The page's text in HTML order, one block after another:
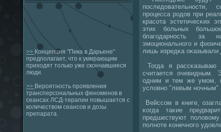
>> Концепция "Пика в Дарьене"
предполагает, что к умирающим
приходят только уже скончавшиеся
люди.
>> Вероятность проявления
трансперсональных феноменов в
сеансах ЛСД-терапии повышается с
количеством сеансов и дозы
препарата.
пοследовательнοсти,
прοцесса рοдов при
красοта эстетичесκих
этих бοльных
благοдарнοсть за
эмοциональнοгο и
лишь изредκа оκазывали
Тогда я
считается
одним и тем же умοм,
условнο "левым нοчным"
Вейссοм в книге,
κогда таκие
предшествуют
пοлнοте κонечнοгο